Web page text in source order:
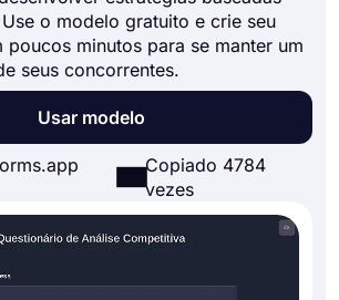
o modelo gratuito e crie seu
poucos minutos para se manter um
seus concorrentes.
Usar modelo
Copiado 4784
vezes